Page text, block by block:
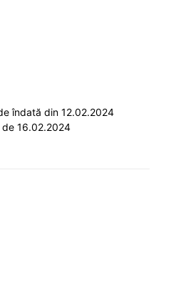
îndată din 12.02.2024
16.02.2024